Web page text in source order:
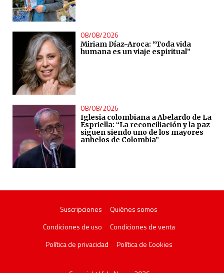
08/08/2026
Miriam Díaz-Aroca: “Toda vida
humana es un viaje espiritual”
08/08/2026
Iglesia colombiana a Abelardo de La
Espriella: “La reconciliación y la paz
siguen siendo uno de los mayores
anhelos de Colombia”
Suscripciones
Quiénes somos
Condiciones de uso
Condiciones de venta
Política de privacidad
Política de Cookies